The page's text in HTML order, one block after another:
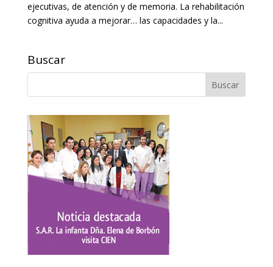
ejecutivas, de atención y de memoria. La rehabilitación
cognitiva ayuda a mejorar… las capacidades y la...
Buscar